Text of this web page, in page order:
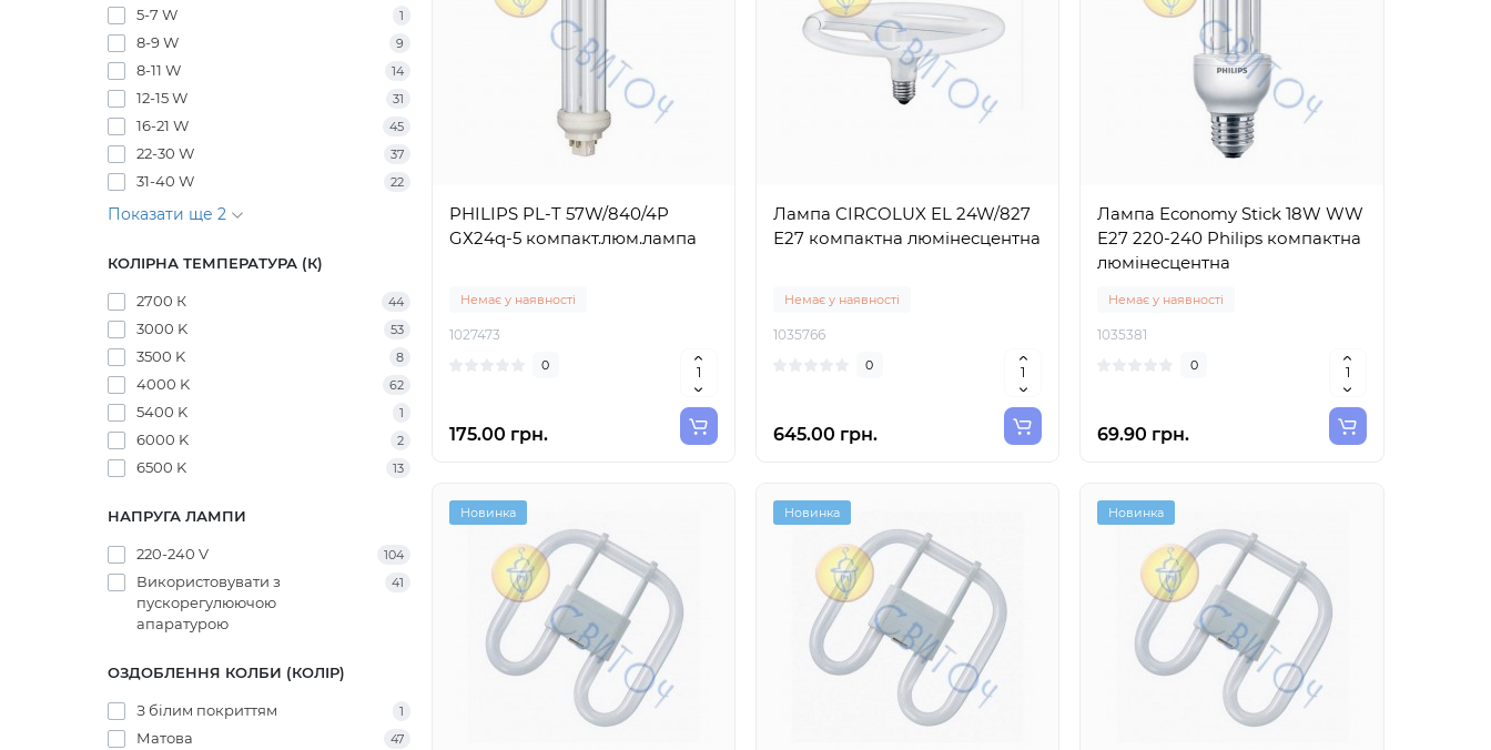
5-7 W 1
8-9 W 9
8-11 W 14
12-15 W 31
16-21 W 45
22-30 W 37
31-40 W 22
Показати ще 2
КОЛІРНА ТЕМПЕРАТУРА (К)
2700 К 44
3000 K 53
3500 K 8
4000 K 62
5400 K 1
6000 K 2
6500 K 13
НАПРУГА ЛАМПИ
220-240 V 104
Використовувати з
пускорегулюючою
апаратурою
41
ОЗДОБЛЕННЯ КОЛБИ (КОЛІР)
З білим покриттям 1
Матова 47
PHILIPS PL-T 57W/840/4P
GХ24q-5 компакт.люм.лампа
Немає у наявності
1027473
0
175.00 грн.
Лампа CIRCOLUX EL 24W/827
Е27 компактна люмінесцентна
Немає у наявності
1035766
0
645.00 грн.
Лампа Economy Stick 18W WW
E27 220-240 Philips компактна
люмінесцентна
Немає у наявності
1035381
0
69.90 грн.
Новинка Новинка Новинка